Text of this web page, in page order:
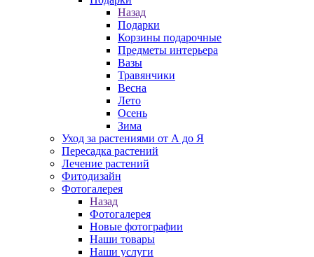
Назад
Подарки
Корзины подарочные
Предметы интерьера
Вазы
Травянчики
Весна
Лето
Осень
Зима
Уход за растениями от А до Я
Пересадка растений
Лечение растений
Фитодизайн
Фотогалерея
Назад
Фотогалерея
Новые фотографии
Наши товары
Наши услуги